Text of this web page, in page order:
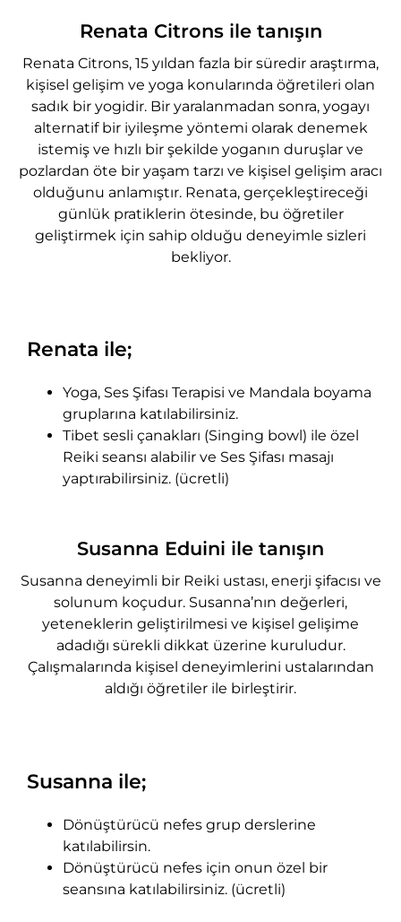
Renata Citrons ile tanışın
Renata Citrons, 15 yıldan fazla bir süredir araştırma,
kişisel gelişim ve yoga konularında öğretileri olan
sadık bir yogidir. Bir yaralanmadan sonra, yogayı
alternatif bir iyileşme yöntemi olarak denemek
istemiş ve hızlı bir şekilde yoganın duruşlar ve
pozlardan öte bir yaşam tarzı ve kişisel gelişim aracı
olduğunu anlamıştır. Renata, gerçekleştireceği
günlük pratiklerin ötesinde, bu öğretiler
geliştirmek için sahip olduğu deneyimle sizleri
bekliyor.
Renata ile;
Yoga, Ses Şifası Terapisi ve Mandala boyama
gruplarına katılabilirsiniz.
Tibet sesli çanakları (Singing bowl) ile özel
Reiki seansı alabilir ve Ses Şifası masajı
yaptırabilirsiniz. (ücretli)
Susanna Eduini ile tanışın
Susanna deneyimli bir Reiki ustası, enerji şifacısı ve
solunum koçudur. Susanna’nın değerleri,
yeteneklerin geliştirilmesi ve kişisel gelişime
adadığı sürekli dikkat üzerine kuruludur.
Çalışmalarında kişisel deneyimlerini ustalarından
aldığı öğretiler ile birleştirir.
Susanna ile;
Dönüştürücü nefes grup derslerine
katılabilirsin.
Dönüştürücü nefes için onun özel bir
seansına katılabilirsiniz. (ücretli)